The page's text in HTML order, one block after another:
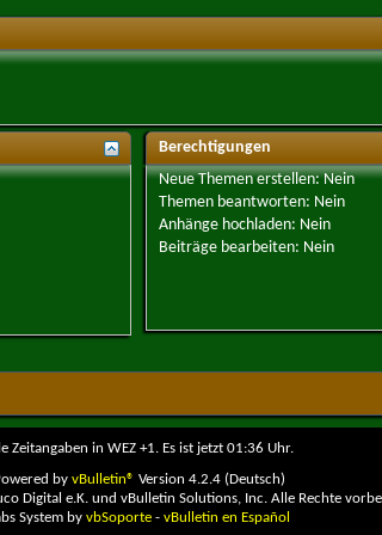
Berechtigungen
Neue Themen erstellen:Nein
Themen beantworten: Nein
Anhänge hochladen: Nein
Beiträge bearbeiten: Nein
Zeitangaben in WEZ +1. Es ist jetzt 01:36 Uhr.
by vBulletin® Version 4.2.4 (Deutsch)
Digital e.K. und vBulletin Solutions, Inc. Alle Rechte
System by vbSoporte- vBulletin en Español